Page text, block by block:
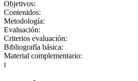
Objetivos:
Contenidos:
Metodología:
Evaluación:
Criterios evaluación:
Bibliografía básica:
Material complementario:
i